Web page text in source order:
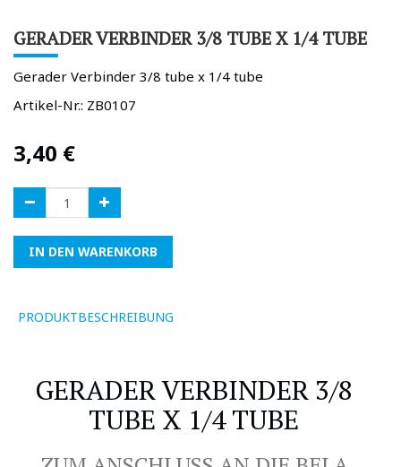
GERADER VERBINDER 3/8 TUBE X 1/4 TUBE
Gerader Verbinder 3/8 tube x 1/4 tube
Artikel-Nr.: ZB0107
3,40 €
IN DEN WARENKORB
PRODUKTBESCHREIBUNG
GERADER VERBINDER 3/8
TUBE X 1/4 TUBE